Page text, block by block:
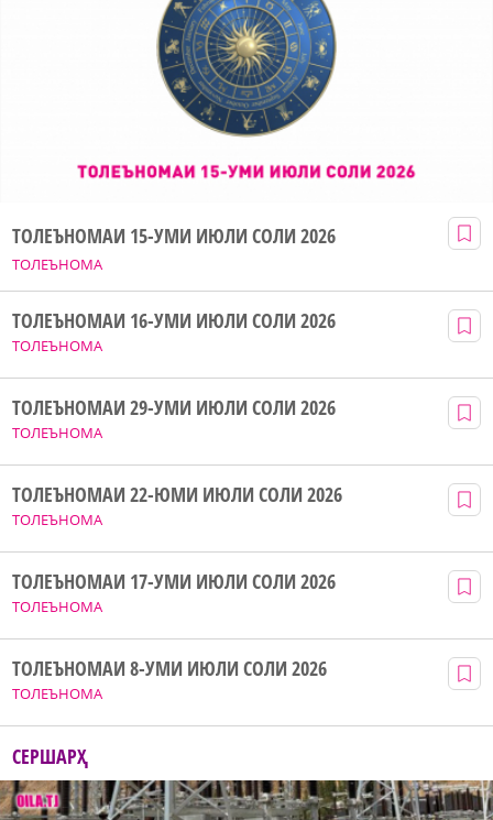
ТОЛЕЪНОМА
ТОЛЕЪНОМАИ 15-УМИ ИЮЛИ СОЛИ 2026
ТОЛЕЪНОМА
ТОЛЕЪНОМАИ 16-УМИ ИЮЛИ СОЛИ 2026
ТОЛЕЪНОМА
ТОЛЕЪНОМАИ 29-УМИ ИЮЛИ СОЛИ 2026
ТОЛЕЪНОМА
ТОЛЕЪНОМАИ 22-ЮМИ ИЮЛИ СОЛИ 2026
ТОЛЕЪНОМА
ТОЛЕЪНОМАИ 17-УМИ ИЮЛИ СОЛИ 2026
ТОЛЕЪНОМА
ТОЛЕЪНОМАИ 8-УМИ ИЮЛИ СОЛИ 2026
СЕРШАРҲ